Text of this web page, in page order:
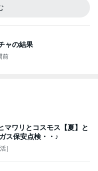
で迷う心